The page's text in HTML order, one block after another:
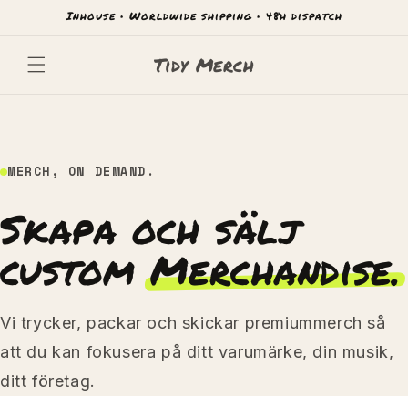
Inhouse • Worldwide shipping • 48h dispatch
Tidy Merch
MERCH, ON DEMAND.
Skapa och sälj
customMerchandise.
Vi trycker, packar och skickar premiummerch så
att du kan fokusera på ditt varumärke, din musik,
ditt företag.